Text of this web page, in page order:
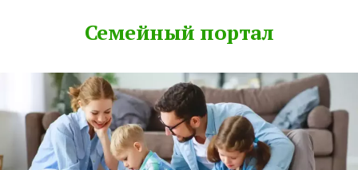
Семейный портал